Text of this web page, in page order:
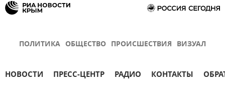
ПОЛИТИКА ОБЩЕСТВО ПРОИСШЕСТВИЯ ВИЗУАЛ
НОВОСТИ ПРЕСС-ЦЕНТР РАДИО КОНТАКТЫ